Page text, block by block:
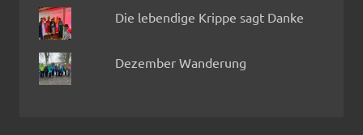
Die lebendige Krippe sagt Danke
Dezember Wanderung